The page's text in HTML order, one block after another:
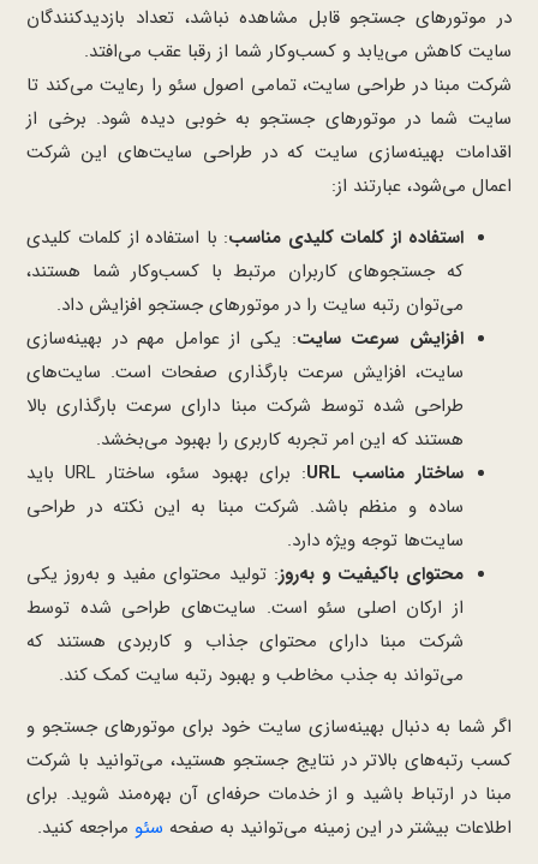
در موتورهای جستجو قابل مشاهده نباشد، تعداد بازدیدکنندگان
سایت کاهش می‌یابد و کسب‌وکار شما از رقبا عقب می‌افتد.
شرکت مبنا در طراحی سایت، تمامی اصول سئو را رعایت می‌کند تا
سایت شما در موتورهای جستجو به خوبی دیده شود. برخی از
اقدامات بهینه‌سازی سایت که در طراحی سایت‌های این شرکت
اعمال می‌شود، عبارتند از:
استفاده از کلمات کلیدی مناسب: با استفاده از کلمات کلیدی
که جستجوهای کاربران مرتبط با کسب‌وکار شما هستند،
می‌توان رتبه سایت را در موتورهای جستجو افزایش داد.
افزایش سرعت سایت: یکی از عوامل مهم در بهینه‌سازی
سایت، افزایش سرعت بارگذاری صفحات است. سایت‌های
طراحی شده توسط شرکت مبنا دارای سرعت بارگذاری بالا
هستند که این امر تجربه کاربری را بهبود می‌بخشد.
ساختار مناسب URL
: برای بهبود سئو، ساختار URL باید
ساده و منظم باشد. شرکت مبنا به این نکته در طراحی
سایت‌ها توجه ویژه دارد.
محتوای باکیفیت و به‌روز: تولید محتوای مفید و به‌روز یکی
از ارکان اصلی سئو است. سایت‌های طراحی شده توسط
شرکت مبنا دارای محتوای جذاب و کاربردی هستند که
می‌تواند به جذب مخاطب و بهبود رتبه سایت کمک کند.
اگر شما به دنبال بهینه‌سازی سایت خود برای موتورهای جستجو و
کسب رتبه‌های بالاتر در نتایج جستجو هستید، می‌توانید با شرکت
مبنا در ارتباط باشید و از خدمات حرفه‌ای آن بهره‌مند شوید. برای
اطلاعات بیشتر در این زمینه می‌توانید به صفحه سئو مراجعه کنید.